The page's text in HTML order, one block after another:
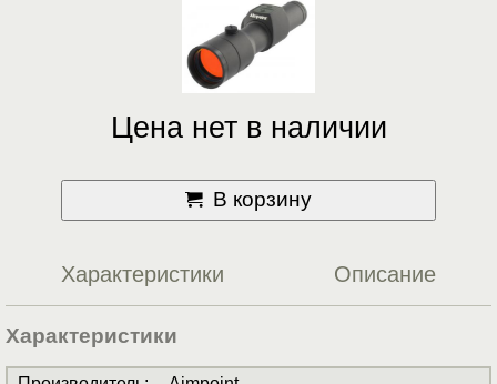
Цена нет в наличии
В корзину
Характеристики Описание
Характеристики